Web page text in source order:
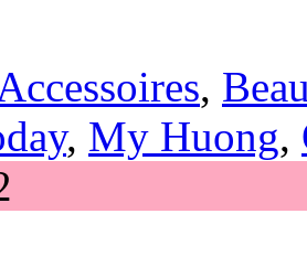
Accessoires,
, My Huong,